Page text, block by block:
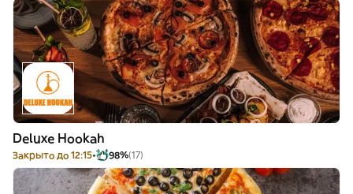
Deluxe Hookah
Закрыто до 12:15 98%(17)